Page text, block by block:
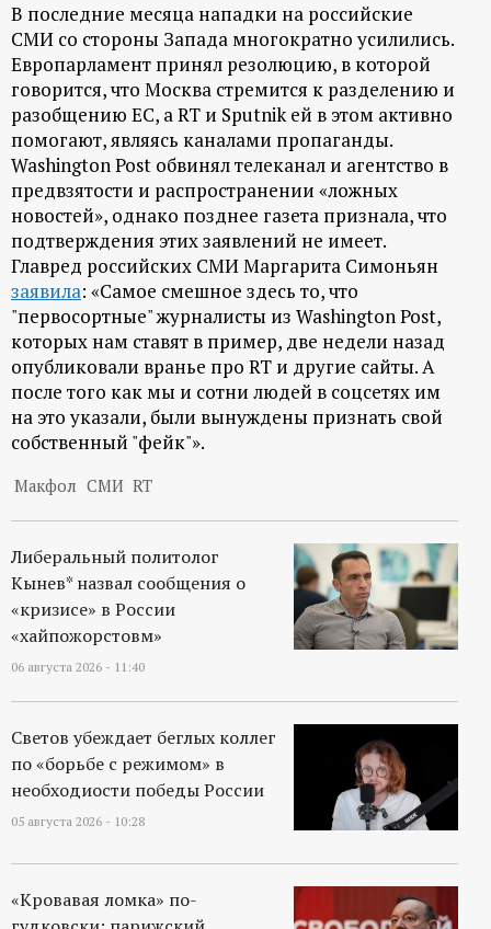
ы
й
п
о
р
т
а
л
В последние месяца нападки на российские
СМИ со стороны Запада многократно усилились.
Европарламент принял резолюцию, в которой
говорится, что Москва стремится к разделению и
разобщению ЕС, а RT и Sputnik ей в этом активно
помогают, являясь каналами пропаганды.
Washington Post обвинял телеканал и агентство в
предвзятости и распространении «ложных
новостей», однако позднее газета признала, что
подтверждения этих заявлений не имеет.
Главред российских СМИ Маргарита Симоньян
заявила: «Самое смешное здесь то, что
"первосортные" журналисты из Washington Post,
которых нам ставят в пример, две недели назад
опубликовали вранье про RT и другие сайты. А
после того как мы и сотни людей в соцсетях им
на это указали, были вынуждены признать свой
собственный "фейк"».
Макфол СМИ RT
Либеральный политолог
Кынев* назвал сообщения о
«кризисе» в России
«хайпожорстовм»
06 августа 2026 - 11:40
Светов убеждает беглых коллег
по «борьбе с режимом» в
необходиости победы России
05 августа 2026 - 10:28
«Кровавая ломка» по-